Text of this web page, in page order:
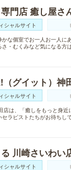
門店 癒し屋さ
シャルサイト
かな個室でお一人お一人に
さ・むくみなど気になる方
グイット）神
シャルサイト
店は、「癒しをもっと身
ラピストたちがお待ちし
川崎さいわい
シャルサイト